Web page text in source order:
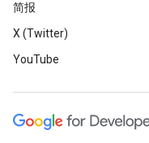
简报
X (Twitter)
YouTube